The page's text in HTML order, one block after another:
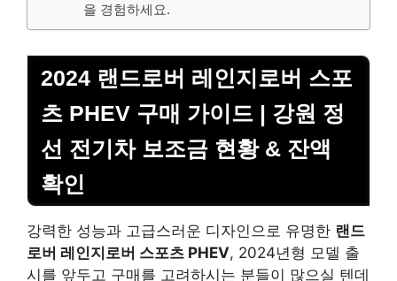
을 경험하세요.
2024 랜드로버 레인지로버 스포
츠 PHEV 구매 가이드 | 강원 정
선 전기차 보조금 현황 & 잔액
확인
강력한 성능과 고급스러운 디자인으로 유명한 랜드
로버 레인지로버 스포츠 PHEV, 2024년형 모델 출
시를 앞두고 구매를 고려하시는 분들이 많으실 텐데